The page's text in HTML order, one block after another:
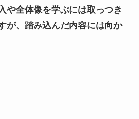
や全体像を学ぶには取っつき
が、踏み込んだ内容には向か